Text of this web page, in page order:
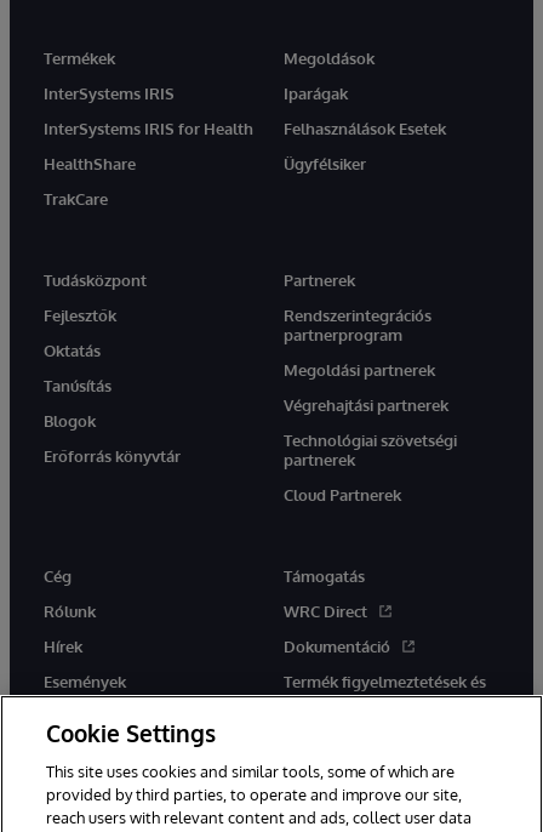
Termékek
InterSystems IRIS
InterSystems IRIS for Health
HealthShare
TrakCare
Megoldások
Iparágak
Felhasználások Esetek
Ügyfélsiker
Tudásközpont
Fejlesztők
Oktatás
Tanúsítás
Blogok
Erőforrás könyvtár
Partnerek
Rendszerintegrációs
partnerprogram
Megoldási partnerek
Végrehajtási partnerek
Technológiai szövetségi
partnerek
Cloud Partnerek
Cég
Rólunk
Hírek
Események
Támogatás
WRC Direct
Dokumentáció
Termék figyelmeztetések és
tanácsok
Cookie Settings
This site uses cookies and similar tools, some of which are
provided by third parties, to operate and improve our site,
reach users with relevant content and ads, collect user data